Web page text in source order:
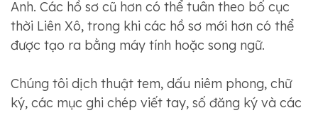
Anh. Các hồ sơ cũ hơn có thể tuân theo bố cục
thời Liên Xô, trong khi các hồ sơ mới hơn có thể
được tạo ra bằng máy tính hoặc song ngữ.
Chúng tôi dịch thuật tem, dấu niêm phong, chữ
ký, các mục ghi chép viết tay, số đăng ký và các